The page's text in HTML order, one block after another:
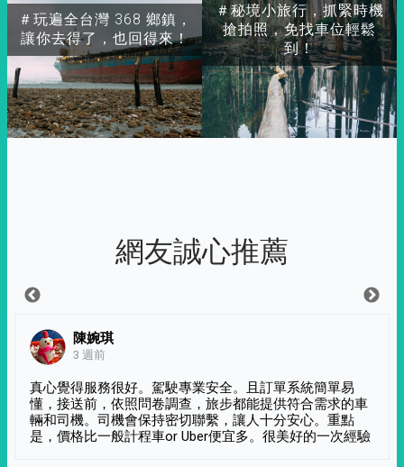
＃玩遍全台灣 368 鄉鎮，
讓你去得了，也回得來！
＃秘境小旅行，抓緊時機
搶拍照，免找車位輕鬆
到！
網友誠心推薦
陳婉琪
3 週前
真心覺得服務很好。駕駛專業安全。且訂單系統簡單易
懂，接送前，依照問卷調查，旅步都能提供符合需求的車
輛和司機。司機會保持密切聯繫，讓人十分安心。重點
是，價格比一般計程車or Uber便宜多。很美好的一次經驗